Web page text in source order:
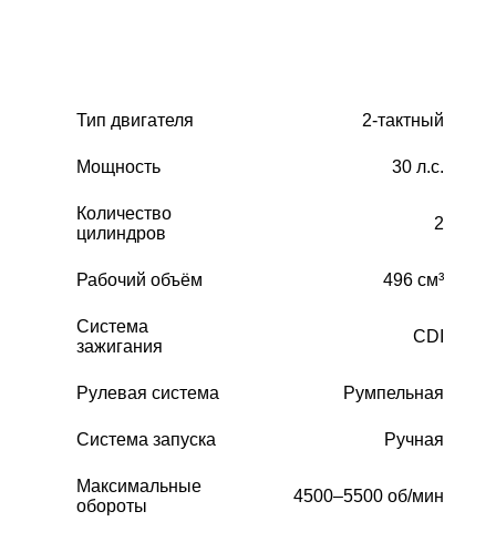
Тип двигателя 2-тактный
Мощность 30 л.с.
Количество
цилиндров
2
Рабочий объём 496 см³
Система
зажигания
CDI
Рулевая система Румпельная
Система запуска Ручная
Максимальные
обороты
4500–5500 об/мин